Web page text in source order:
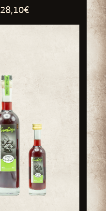
28,10€Plage
prix :